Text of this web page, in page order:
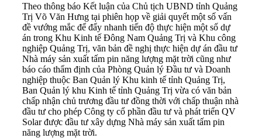
Theo thông báo Kết luận của Chủ tịch UBND tỉnh Quảng
Trị Võ Văn Hưng tại phiên họp về giải quyết một số vấn
đề vướng mắc để đẩy nhanh tiến độ thực hiện một số dự
án trong Khu Kinh tế Đông Nam Quảng Trị và Khu công
nghiệp Quảng Trị, văn bản đề nghị thực hiện dự án đầu tư
Nhà máy sản xuất tấm pin năng lượng mặt trời cũng như
báo cáo thẩm định của Phòng Quản lý Đầu tư và Doanh
nghiệp thuộc Ban Quản lý Khu kinh tế tỉnh Quảng Trị,
Ban Quản lý khu Kinh tế tỉnh Quảng Trị vừa có văn bản
chấp nhận chủ trương đầu tư đồng thời với chấp thuận nhà
đầu tư cho phép Công ty cổ phần đầu tư và phát triển QV
Solar được đầu tư xây dựng Nhà máy sản xuất tấm pin
năng lượng mặt trời.